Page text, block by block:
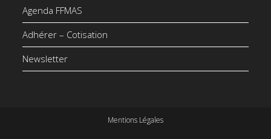
dans
un
nouvel
dans
un
nouvel
Agenda FFMAS
Adhérer – Cotisation
Newsletter
Mentions Légales